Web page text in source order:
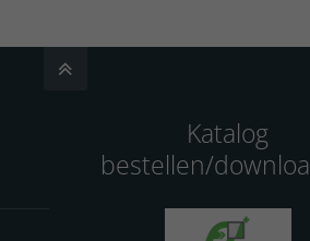
Katalog
bestellen/